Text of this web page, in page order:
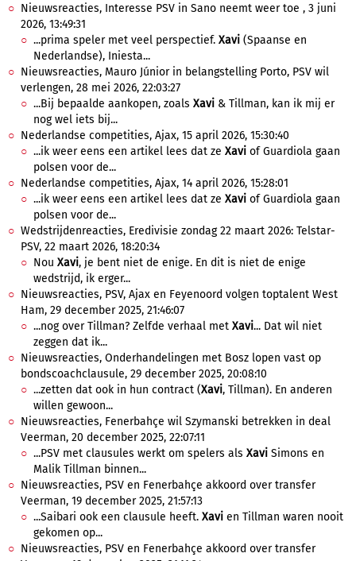
Nieuwsreacties, Interesse PSV in Sano neemt weer toe , 3 juni
2026, 13:49:31
...prima speler met veel perspectief. Xavi (Spaanse en
Nederlandse), Iniesta...
Nieuwsreacties, Mauro Júnior in belangstelling Porto, PSV wil
verlengen, 28 mei 2026, 22:03:27
...Bij bepaalde aankopen, zoals Xavi & Tillman, kan ik mij er
nog wel iets bij...
Nederlandse competities, Ajax, 15 april 2026, 15:30:40
...ik weer eens een artikel lees dat ze Xavi of Guardiola gaan
polsen voor de...
Nederlandse competities, Ajax, 14 april 2026, 15:28:01
...ik weer eens een artikel lees dat ze Xavi of Guardiola gaan
polsen voor de...
Wedstrijdenreacties, Eredivisie zondag 22 maart 2026: Telstar-
PSV, 22 maart 2026, 18:20:34
Nou Xavi, je bent niet de enige. En dit is niet de enige
wedstrijd, ik erger...
Nieuwsreacties, PSV, Ajax en Feyenoord volgen toptalent West
Ham, 29 december 2025, 21:46:07
...nog over Tillman? Zelfde verhaal met Xavi... Dat wil niet
zeggen dat ik...
Nieuwsreacties, Onderhandelingen met Bosz lopen vast op
bondscoachclausule, 29 december 2025, 20:08:10
...zetten dat ook in hun contract (Xavi, Tillman). En anderen
willen gewoon...
Nieuwsreacties, Fenerbahçe wil Szymanski betrekken in deal
Veerman, 20 december 2025, 22:07:11
...PSV met clausules werkt om spelers als Xavi Simons en
Malik Tillman binnen...
Nieuwsreacties, PSV en Fenerbahçe akkoord over transfer
Veerman, 19 december 2025, 21:57:13
...Saibari ook een clausule heeft. Xavi en Tillman waren nooit
gekomen op...
Nieuwsreacties, PSV en Fenerbahçe akkoord over transfer